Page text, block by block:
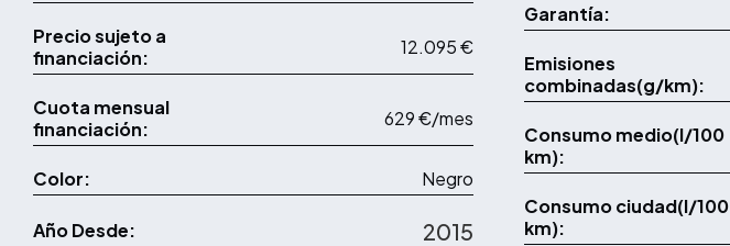
Precio sujeto a
financiación:
12.095 €
Cuota mensual
financiación:
629 €/mes
Color: Negro
Año Desde: 2015
Garantía:
Emisiones
combinadas(g/km):
Consumo medio(l/100
km):
Consumo ciudad(l/100
km):